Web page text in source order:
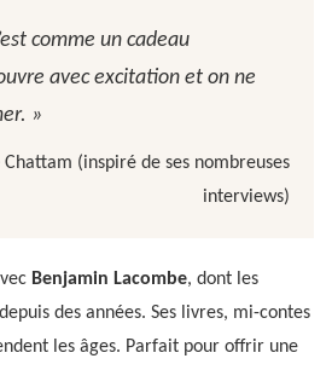
comme un cadeau
avec excitation et on ne
»
(inspiré de ses nombreuses
interviews)
Benjamin Lacombe, dont les
des années. Ses livres, mi-contes
les âges. Parfait pour offrir une